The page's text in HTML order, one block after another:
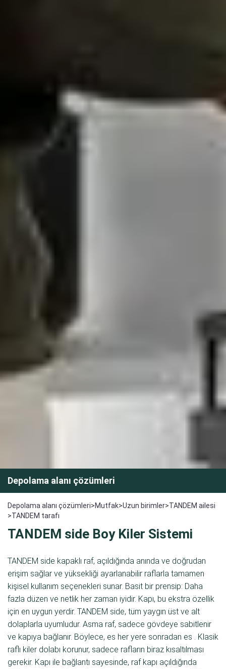
Depolama alanı çözümleri
Depolama alanı çözümleri>Mutfak>Uzun birimler>TANDEM ailesi
>TANDEM tarafı
TANDEM side Boy Kiler Sistemi
TANDEM side kapaklı raf, açıldığında anında ve doğrudan
erişim sağlar ve yüksekliği ayarlanabilir raflarla tamamen
kişisel kullanım seçenekleri sunar. Basit bir prensip: Daha
fazla düzen ve netlik her zaman iyidir. Kapı, bu ekstra özellik
için en uygun yerdir. TANDEM side, tüm yaygın üst ve alt
dolaplarla uyumludur. Asma raf, sadece gövdeye sabitlenir
ve kapıya bağlanır. Böylece, es her yere sonradan es . Klasik
raflı kiler dolabı korunur, sadece rafların biraz kısaltılması
gerekir. Kapı ile bağlantı sayesinde, raf kapı açıldığında